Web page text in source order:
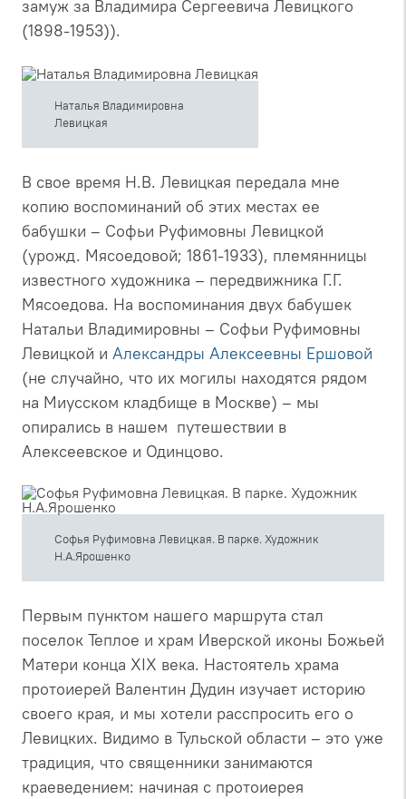
замуж за Владимира Сергеевича Левицкого
(1898-1953)).
Наталья Владимировна
Левицкая
В свое время Н.В. Левицкая передала мне
копию воспоминаний об этих местах ее
бабушки – Софьи Руфимовны Левицкой
(урожд. Мясоедовой; 1861-1933), племянницы
известного художника – передвижника Г.Г.
Мясоедова. На воспоминания двух бабушек
Натальи Владимировны – Софьи Руфимовны
Левицкой и Александры Алексеевны Ершовой
(не случайно, что их могилы находятся рядом
на Миусском кладбище в Москве) – мы
опирались в нашем путешествии в
Алексеевское и Одинцово.
Софья Руфимовна Левицкая. В парке. Художник
Н.А.Ярошенко
Первым пунктом нашего маршрута стал
поселок Теплое и храм Иверской иконы Божьей
Матери конца XIX века. Настоятель храма
протоиерей Валентин Дудин изучает историю
своего края, и мы хотели расспросить его о
Левицких. Видимо в Тульской области – это уже
традиция, что священники занимаются
краеведением: начиная с протоиерея